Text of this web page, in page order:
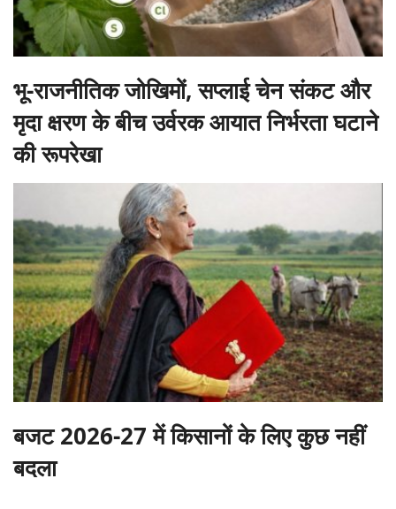
भू-राजनीतिक जोखिमों, सप्लाई चेन संकट और
मृदा क्षरण के बीच उर्वरक आयात निर्भरता घटाने
की रूपरेखा
बजट 2026-27 में किसानों के लिए कुछ नहीं
बदला